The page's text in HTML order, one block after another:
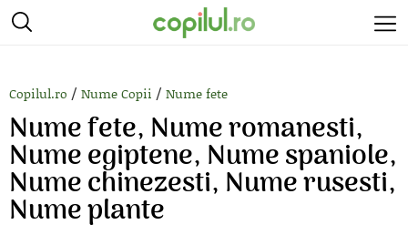
Copilul.ro / Nume Copii / Nume fete
Nume fete, Nume romanesti,
Nume egiptene, Nume spaniole,
Nume chinezesti, Nume rusesti,
Nume plante